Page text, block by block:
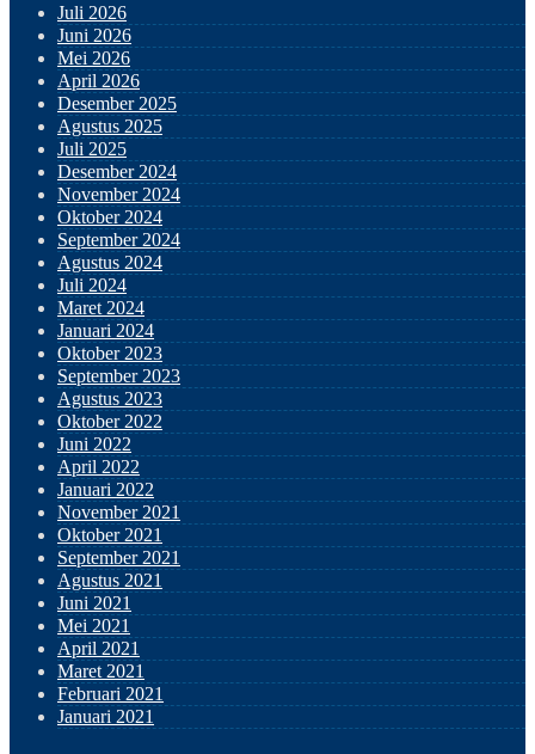
Juli 2026
Juni 2026
Mei 2026
April 2026
Desember 2025
Agustus 2025
Juli 2025
Desember 2024
November 2024
Oktober 2024
September 2024
Agustus 2024
Juli 2024
Maret 2024
Januari 2024
Oktober 2023
September 2023
Agustus 2023
Oktober 2022
Juni 2022
April 2022
Januari 2022
November 2021
Oktober 2021
September 2021
Agustus 2021
Juni 2021
Mei 2021
April 2021
Maret 2021
Februari 2021
Januari 2021